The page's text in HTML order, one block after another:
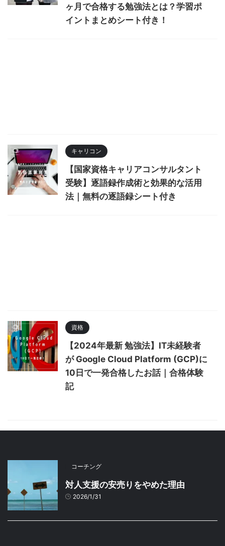
ヶ月で合格する勉強法とは？学習ポ
イントまとめシート付き！
キャリコン
【国家資格キャリアコンサルタント
受験】逐語録作成術と効果的な活用
法｜無料の逐語録シート付き
資格
【2024年最新 勉強法】IT未経験者
が Google Cloud Platform (GCP)に
10日で一発合格したお話｜合格体験
記
コーチング
対人支援の安売りをやめた理由
2026/1/31